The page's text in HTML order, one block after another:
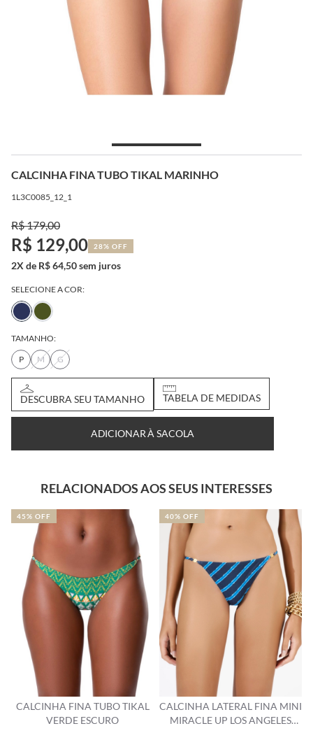
CALCINHA FINA TUBO TIKAL MARINHO
1L3C0085_12_1
R$ 179,00
R$ 129,00 28% OFF
2X de R$ 64,50 sem juros
SELECIONE A COR:
TAMANHO:
P
M G
TAMANHO
MEDIDAS
CALCINHA FINA TUBO TIKAL
45% OFF
CALCINHA LATERAL FINA MINI
40% OFF